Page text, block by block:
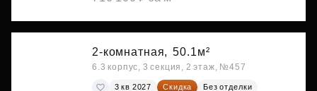
2-комнатная, 50.1м²
6.3 корпус, 3 секция, 2 этаж, №457
3 кв 2027 Скидка
Без отделки